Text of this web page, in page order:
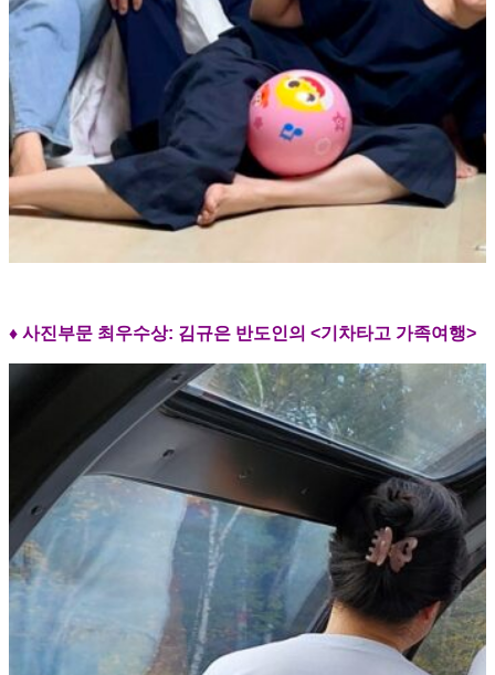
♦ 사진부문 최우수상: 김규은 반도인의 <기차타고 가족여행>